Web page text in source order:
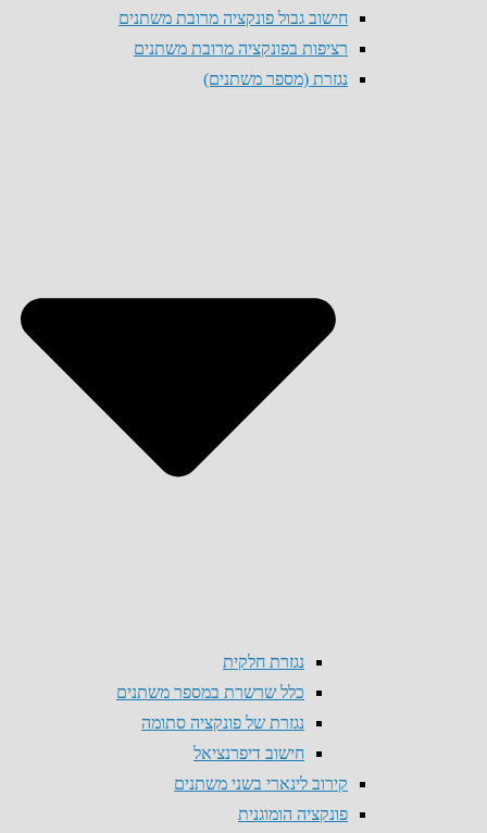
חישוב גבול פונקציה מרובת משתנים
רציפות בפונקציה מרובת משתנים
נגזרת (מספר משתנים)
נגזרת חלקית
כלל שרשרת במספר משתנים
נגזרת של פונקציה סתומה
חישוב דיפרנציאל
קירוב לינארי בשני משתנים
פונקציה הומוגנית